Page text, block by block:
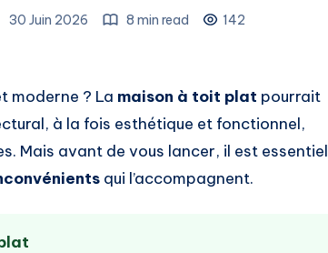
30 Juin 2026 8 min read 142
moderne ? La maison à toit plat pourrait
à la fois esthétique et fonctionnel,
Mais avant de vous lancer, il est essentiel
qui l’accompagnent.